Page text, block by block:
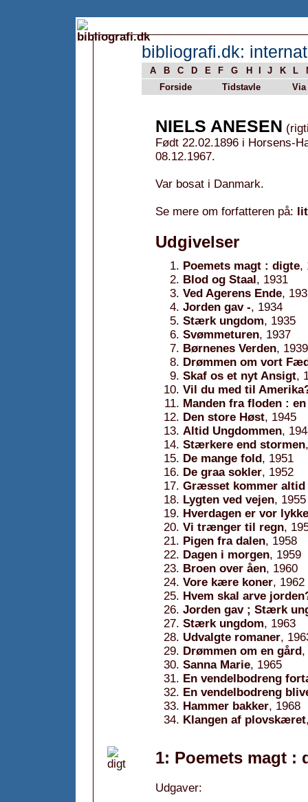
bibliografi.dk:
A B C D E F G H J K L
Forside
Tidstavle Via
NIELS ANESEN
Født 22.02.1896 i Horsens-
08.12.1967.
Var bosat i Danmark.
Se mere om forfatteren på:
Udgivelser
Poemets magt : digte,
Blod og Staal, 1931
Ved Agerens Ende,
Jorden gav -, 1934
Stærk ungdom, 1935
Svømmeturen, 1937
Børnenes Verden, 1939
Drømmen om vort
Skaf os et nyt Ansigt,
Vil du med til
Manden fra floden :
Den store Høst, 1945
Altid Ungdommen,
Stærkere end stormen
De mange fold, 1951
De graa sokler, 1952
Græsset kommer altid
Lygten ved vejen, 1955
Hverdagen er vor lykke
Vi trænger til regn,
Pigen fra dalen, 1958
Dagen i morgen, 1959
Broen over åen, 1960
Vore kære koner, 1962
Hvem skal arve
Jorden gav ; Stærk
Stærk ungdom, 1963
Udvalgte romaner,
Drømmen om en gård,
Sanna Marie, 1965
En vendelbodreng
En vendelbodreng
Hammer bakker, 1968
Klangen af plovskæret
1: Poemets magt :
Udgaver: